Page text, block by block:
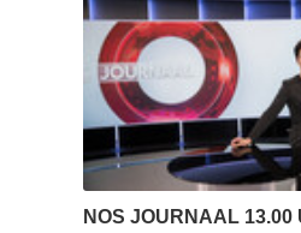
NOS JOURNAAL 13.00